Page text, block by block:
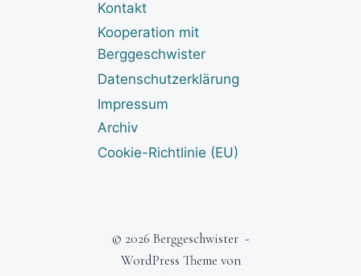
Kontakt
Kooperation mit
Berggeschwister
Datenschutzerklärung
Impressum
Archiv
Cookie-Richtlinie (EU)
© 2026 Berggeschwister -
WordPress Theme von